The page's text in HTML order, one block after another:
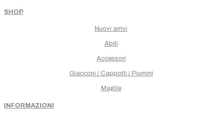
SHOP
Nuovi arrivi
Abiti
Accessori
Giacconi / Cappotti / Piumini
Maglie
INFORMAZIONI